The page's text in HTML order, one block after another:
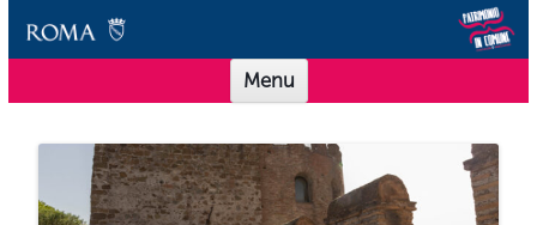
Scuole Musei in Comune Roma
Offerta didattica per le scuole dei Musei in Comune Roma
Menu
Vai al contenuto